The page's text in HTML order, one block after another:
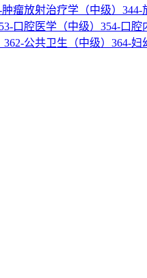
肿瘤放射治疗学（中级） 344-
口腔医学（中级） 354-口腔
362-公共卫生（中级） 364-妇